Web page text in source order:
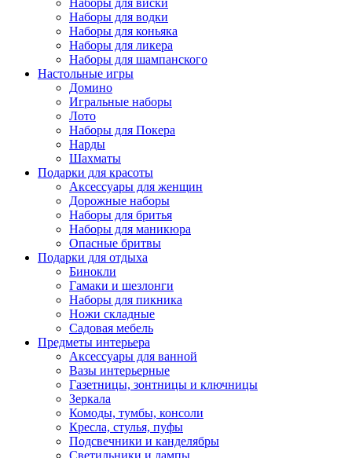
Наборы для виски
Наборы для водки
Наборы для коньяка
Наборы для ликера
Наборы для шампанского
Настольные игры
Домино
Игральные наборы
Лото
Наборы для Покера
Нарды
Шахматы
Подарки для красоты
Аксессуары для женщин
Дорожные наборы
Наборы для бритья
Наборы для маникюра
Опасные бритвы
Подарки для отдыха
Бинокли
Гамаки и шезлонги
Наборы для пикника
Ножи складные
Садовая мебель
Предметы интерьера
Аксессуары для ванной
Вазы интерьерные
Газетницы, зонтницы и ключницы
Зеркала
Комоды, тумбы, консоли
Кресла, стулья, пуфы
Подсвечники и канделябры
Светильники и лампы